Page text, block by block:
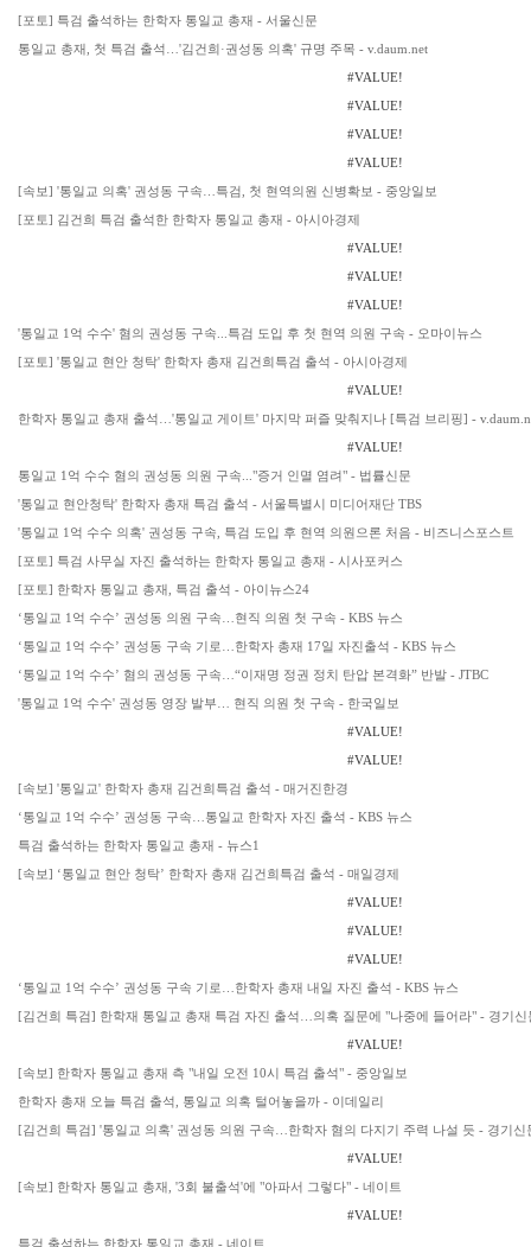
[포토] 특검 출석하는 한학자 통일교 총재 - 서울신문
통일교 총재, 첫 특검 출석…'김건희·권성동 의혹' 규명 주목 - v.daum.net
#VALUE!
#VALUE!
#VALUE!
#VALUE!
[속보] '통일교 의혹' 권성동 구속…특검, 첫 현역의원 신병확보 - 중앙일보
[포토] 김건희 특검 출석한 한학자 통일교 총재 - 아시아경제
#VALUE!
#VALUE!
#VALUE!
'통일교 1억 수수' 혐의 권성동 구속...특검 도입 후 첫 현역 의원 구속 - 오마이뉴스
[포토] '통일교 현안 청탁' 한학자 총재 김건희특검 출석 - 아시아경제
#VALUE!
한학자 통일교 총재 출석…'통일교 게이트' 마지막 퍼즐 맞춰지나 [특검 브리핑] -
#VALUE!
통일교 1억 수수 혐의 권성동 의원 구속..."증거 인멸 염려" - 법률신문
'통일교 현안청탁' 한학자 총재 특검 출석 - 서울특별시 미디어재단 TBS
'통일교 1억 수수 의혹' 권성동 구속, 특검 도입 후 현역 의원으론 처음 - 비즈니스포스트
[포토] 특검 사무실 자진 출석하는 한학자 통일교 총재 - 시사포커스
[포토] 한학자 통일교 총재, 특검 출석 - 아이뉴스24
‘통일교 1억 수수’ 권성동 의원 구속…현직 의원 첫 구속 - KBS 뉴스
‘통일교 1억 수수’ 권성동 구속 기로…한학자 총재 17일 자진출석 - KBS 뉴스
‘통일교 1억 수수’ 혐의 권성동 구속…“이재명 정권 정치 탄압 본격화” 반발 - JTBC
'통일교 1억 수수' 권성동 영장 발부… 현직 의원 첫 구속 - 한국일보
#VALUE!
#VALUE!
[속보] '통일교' 한학자 총재 김건희특검 출석 - 매거진한경
‘통일교 1억 수수’ 권성동 구속…통일교 한학자 자진 출석 - KBS 뉴스
특검 출석하는 한학자 통일교 총재 - 뉴스1
[속보] ‘통일교 현안 청탁’ 한학자 총재 김건희특검 출석 - 매일경제
#VALUE!
#VALUE!
#VALUE!
‘통일교 1억 수수’ 권성동 구속 기로…한학자 총재 내일 자진 출석 - KBS 뉴스
[김건희 특검] 한학재 통일교 총재 특검 자진 출석…의혹 질문에 "나중에 들어라" - 경기신
#VALUE!
[속보] 한학자 통일교 총재 측 "내일 오전 10시 특검 출석" - 중앙일보
한학자 총재 오늘 특검 출석, 통일교 의혹 털어놓을까 - 이데일리
[김건희 특검] '통일교 의혹' 권성동 의원 구속…한학자 혐의 다지기 주력 나설 듯 - 경기신
#VALUE!
[속보] 한학자 통일교 총재, '3회 불출석'에 "아파서 그렇다" - 네이트
#VALUE!
특검 출석하는 한학자 통일교 총재 - 네이트